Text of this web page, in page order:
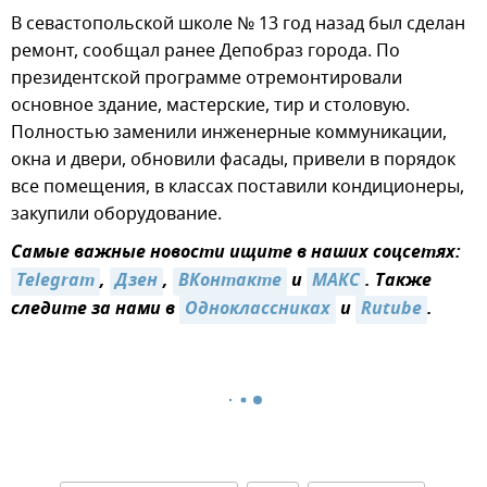
В севастопольской школе № 13 год назад был сделан
ремонт, сообщал ранее Депобраз города. По
президентской программе отремонтировали
основное здание, мастерские, тир и столовую.
Полностью заменили инженерные коммуникации,
окна и двери, обновили фасады, привели в порядок
все помещения, в классах поставили кондиционеры,
закупили оборудование.
Самые важные новости ищите в наших соцсетях:
Telegram, Дзен, ВКонтакте и MAКС. Также
следите за нами в Одноклассниках и Rutube.